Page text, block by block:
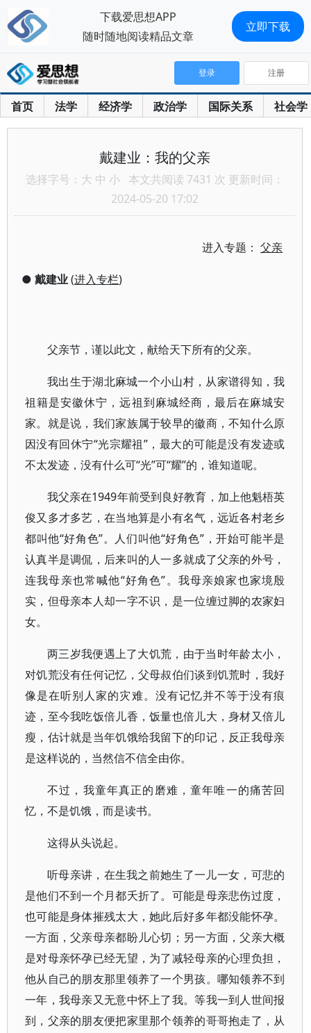
首页 法学 经济学 政治学 国际关系 社会学
登录 注册
戴建业：我的父亲
选择字号： 大 中 小 本文共阅读 7431 次 更新时间：
2024-05-20 17:02
进入专题：父亲
● 戴建业(进入专栏)
父亲节，谨以此文，献给天下所有的父亲。
我出生于湖北麻城一个小山村，从家谱得知，我
祖籍是安徽休宁，远祖到麻城经商，最后在麻城安
家。就是说，我们家族属于较早的徽商，不知什么原
因没有回休宁“光宗耀祖”，最大的可能是没有发迹或
不太发迹，没有什么可“光”可“耀”的，谁知道呢。
我父亲在1949年前受到良好教育，加上他魁梧英
俊又多才多艺，在当地算是小有名气，远近各村老乡
都叫他“好角色”。人们叫他“好角色”，开始可能半是
认真半是调侃，后来叫的人一多就成了父亲的外号，
连我母亲也常喊他“好角色”。我母亲娘家也家境殷
实，但母亲本人却一字不识，是一位缠过脚的农家妇
女。
两三岁我便遇上了大饥荒，由于当时年龄太小，
对饥荒没有任何记忆，父母叔伯们谈到饥荒时，我好
像是在听别人家的灾难。没有记忆并不等于没有痕
迹，至今我吃饭倍儿香，饭量也倍儿大，身材又倍儿
瘦，估计就是当年饥饿给我留下的印记，反正我母亲
是这样说的，当然信不信全由你。
不过，我童年真正的磨难，童年唯一的痛苦回
忆，不是饥饿，而是读书。
这得从头说起。
听母亲讲，在生我之前她生了一儿一女，可悲的
是他们不到一个月都夭折了。可能是母亲悲伤过度，
也可能是身体摧残太大，她此后好多年都没能怀孕。
一方面，父亲母亲都盼儿心切；另一方面，父亲大概
是对母亲怀孕已经无望，为了减轻母亲的心理负担，
他从自己的朋友那里领养了一个男孩。哪知领养不到
一年，我母亲又无意中怀上了我。等我一到人世间报
到，父亲的朋友便把家里那个领养的哥哥抱走了，从
下载爱思想APP
随时随地阅读精品文章
立即下载